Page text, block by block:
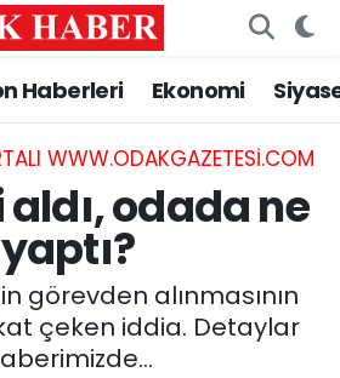
Haberleri Ekonomi
WWW.ODAKGAZETESI.COM
odada ne
yaptı?
görevden alınmasının
çeken iddia. Detaylar
HABERLERİ
Durumu ve Fikstür